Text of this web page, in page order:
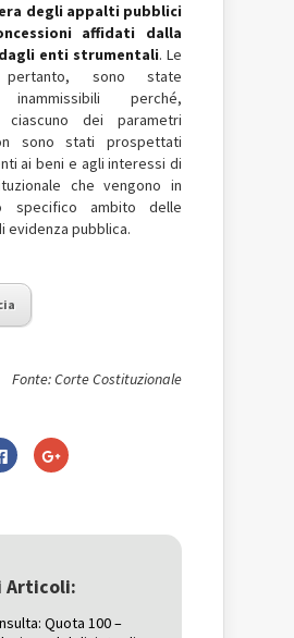
degli appalti pubblici
affidati dalla
enti strumentali. Le
pertanto, sono state
inammissibili perché,
dei parametri
sono stati prospettati
ai beni e agli interessi di
che vengono in
specifico ambito delle
evidenza pubblica.
Fonte: Corte Costituzionale
Fai
clic
nuova
finestra)
Fai
clic
una
nuova
Articoli:
Quota 100 –